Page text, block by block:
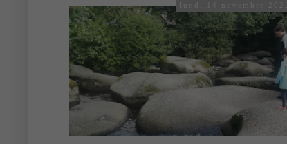
lundi 14 novembre 2022